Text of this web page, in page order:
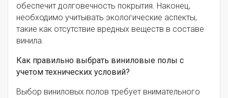
обеспечит долговечность покрытия. Наконец,
необходимо учитывать экологические аспекты,
такие как отсутствие вредных веществ в составе
винила.
Как правильно выбрать виниловые полы с
учетом технических условий?
Выбор виниловых полов требует внимательного